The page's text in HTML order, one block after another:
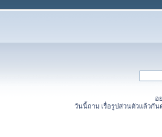
อ
วันนี้ถาม เรื่อรูปส่วนตัวแล้วกัน